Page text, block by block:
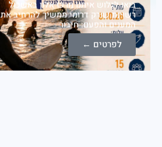
בואו לגלוש איתנו מרכז אלון באשכול
רשויות שורק דרומי ממשיך להרחיב את
המענים והפעם: חיבור
לפרטים ←